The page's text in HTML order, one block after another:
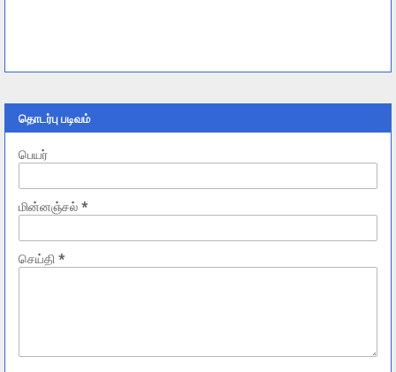
தொடர்பு படிவம்
பெயர்
மின்னஞ்சல் *
செய்தி *